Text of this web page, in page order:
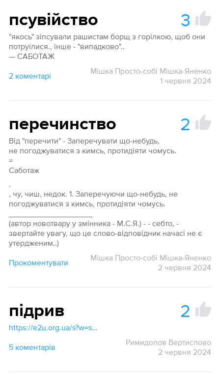
псувійство 3
"якось" зіпсували рашистам борщ з горілкою, щоб они
потруїлися., інше - "випадково"..
— САБОТАЖ
2 коментарі
Мішка Просто-собі Мішка-Яненко
1 червня 2024
перечинство 2
Від "перечити" - Заперечувати що-небудь,
не погоджуватися з кимсь, протидіяти чомусь.
=
Саботаж
.
, чу, чиш, недок. 1. Заперечуючи що-небудь, не
погоджуватися з кимсь, протидіяти чомусь.
(автор новотвару у змінника - М.С.Я.) - - себто, -
звертайте увагу, що це слово-відповідник начасі не є
утердженим..)
Прокоментувати
Мішка Просто-собі Мішка-Яненко
2 червня 2024
підрив 2
https://e2u.org.ua/s?w=sabotage &dicts=all&highlight=on&filter_lines=on
5 коментарів
Римидолов Вертислово
2 червня 2024